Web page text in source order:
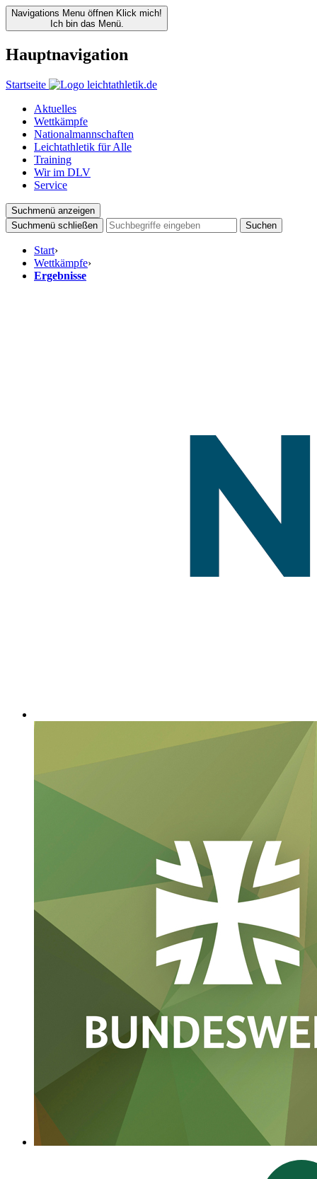
Navigations Menu öffnen Klick mich!
Ich bin das Menü.
Hauptnavigation
Startseite
Aktuelles
Wettkämpfe
Nationalmannschaften
Leichtathletik für Alle
Training
Wir im DLV
Service
Suchmenü anzeigen
Suchmenü schließen
Suchen
Start›
Wettkämpfe›
Ergebnisse